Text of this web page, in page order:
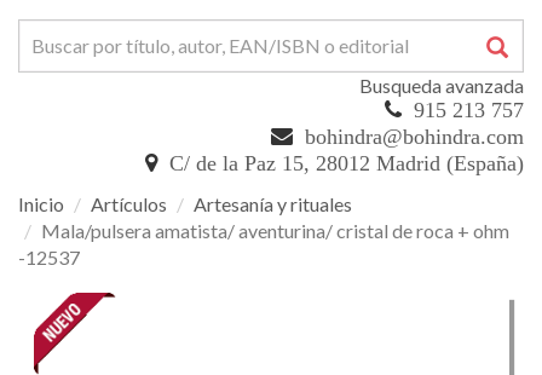
Busqueda avanzada
915 213 757
bohindra@bohindra.com
C/ de la Paz 15, 28012 Madrid (España)
Inicio Artículos
Artesanía y rituales
Mala/pulsera amatista/ aventurina/ cristal de roca + ohm
-12537
Mala/pulsera
amatista/